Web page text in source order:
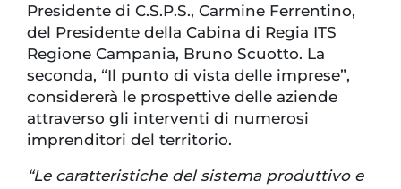
Presidente di C.S.P.S., Carmine Ferrentino,
del Presidente della Cabina di Regia ITS
Regione Campania, Bruno Scuotto. La
seconda, “Il punto di vista delle imprese”,
considererà le prospettive delle aziende
attraverso gli interventi di numerosi
imprenditori del territorio.
“Le caratteristiche del sistema produttivo e